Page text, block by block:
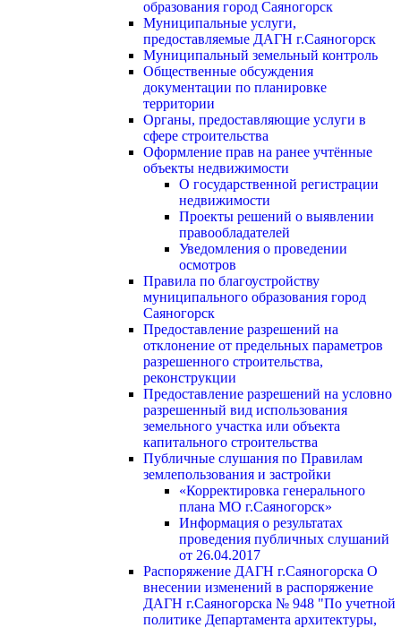
образования город Саяногорск
Муниципальные услуги,
предоставляемые ДАГН г.Саяногорск
Муниципальный земельный контроль
Общественные обсуждения
документации по планировке
территории
Органы, предоставляющие услуги в
сфере строительства
Оформление прав на ранее учтённые
объекты недвижимости
О государственной регистрации
недвижимости
Проекты решений о выявлении
правообладателей
Уведомления о проведении
осмотров
Правила по благоустройству
муниципального образования город
Саяногорск
Предоставление разрешений на
отклонение от предельных параметров
разрешенного строительства,
реконструкции
Предоставление разрешений на условно
разрешенный вид использования
земельного участка или объекта
капитального строительства
Публичные слушания по Правилам
землепользования и застройки
«Корректировка генерального
плана МО г.Саяногорск»
Информация о результатах
проведения публичных слушаний
от 26.04.2017
Распоряжение ДАГН г.Саяногорска О
внесении изменений в распоряжение
ДАГН г.Саяногорска № 948 "По учетной
политике Департамента архитектуры,